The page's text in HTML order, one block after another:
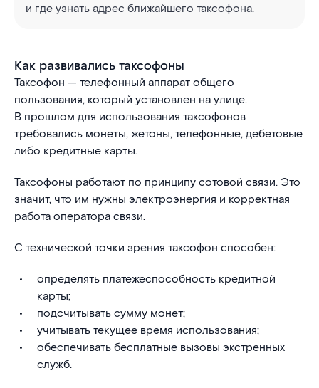
и где узнать адрес ближайшего таксофона.
Как развивались таксофоны
Таксофон — телефонный аппарат общего
пользования, который установлен на улице.
В прошлом для использования таксофонов
требовались монеты, жетоны, телефонные, дебетовые
либо кредитные карты.
Таксофоны работают по принципу сотовой связи. Это
значит, что им нужны электроэнергия и корректная
работа оператора связи.
С технической точки зрения таксофон способен:
определять платежеспособность кредитной
карты;
подсчитывать сумму монет;
учитывать текущее время использования;
обеспечивать бесплатные вызовы экстренных
служб.